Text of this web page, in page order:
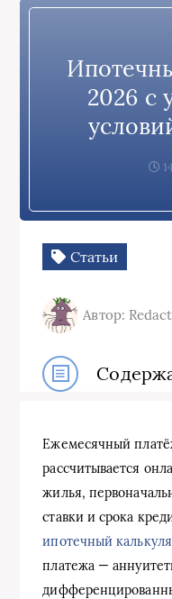
2026 с
Статьи
Автор:
Ежемесячный
рассчитывается
жилья,
ставки и срока
ипотечный
платежа —